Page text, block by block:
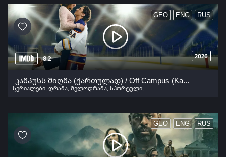
8.2 2026
GEO ENG RUS
კამპუსს მიღმა (ქართულად) / Off Campus (Kampuss Migma Qartulad) ქართულად 2026
სერიალები დრამა მელოდრამა, სპორტული
რომანტიკული
GEO ENG RUS